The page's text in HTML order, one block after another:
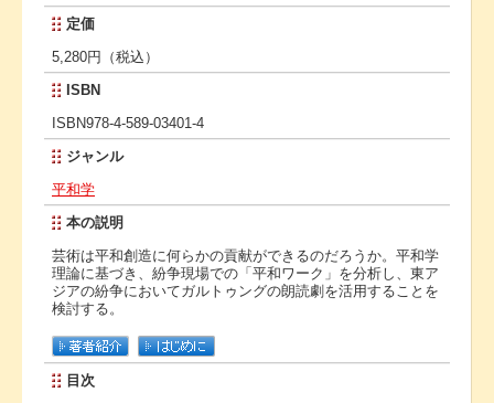
定価
5,280円（税込）
ISBN
ISBN978-4-589-03401-4
ジャンル
平和学
本の説明
芸術は平和創造に何らかの貢献ができるのだろうか。平和学
理論に基づき、紛争現場での「平和ワーク」を分析し、東ア
ジアの紛争においてガルトゥングの朗読劇を活用することを
検討する。
目次